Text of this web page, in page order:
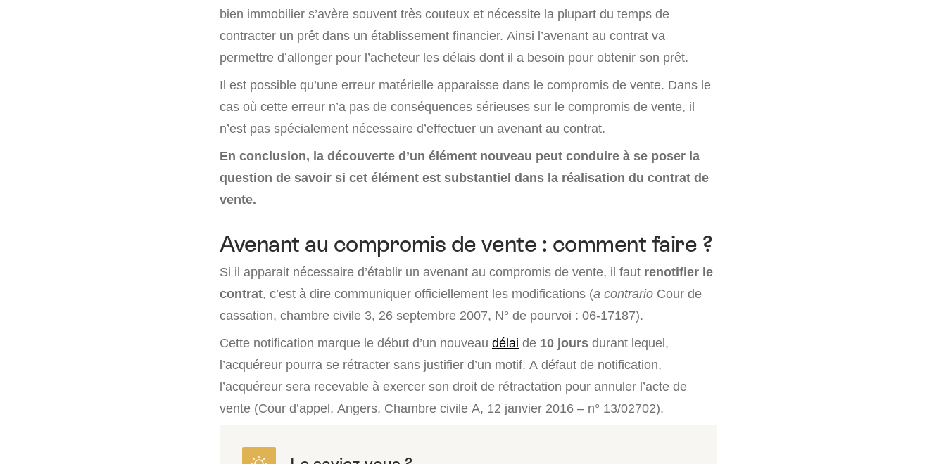
bien immobilier s’avère souvent très couteux et nécessite la plupart du temps de
contracter un prêt dans un établissement financier. Ainsi l’avenant au contrat va
permettre d’allonger pour l’acheteur les délais dont il a besoin pour obtenir son prêt.
Il est possible qu’une erreur matérielle apparaisse dans le compromis de vente. Dans le
cas où cette erreur n’a pas de conséquences sérieuses sur le compromis de vente, il
n’est pas spécialement nécessaire d’effectuer un avenant au contrat.
En conclusion, la découverte d’un élément nouveau peut conduire à se poser la
question de savoir si cet élément est substantiel dans la réalisation du contrat de
vente.
Avenant au compromis de vente : comment faire ?
Si il apparait nécessaire d’établir un avenant au compromis de vente, il faut renotifier le
contrat, c’est à dire communiquer officiellement les modifications (a contrario Cour de
cassation, chambre civile 3, 26 septembre 2007, N° de pourvoi : 06-17187).
Cette notification marque le début d’un nouveau délai de 10 jours durant lequel,
l’acquéreur pourra se rétracter sans justifier d’un motif. A défaut de notification,
l’acquéreur sera recevable à exercer son droit de rétractation pour annuler l’acte de
vente (Cour d’appel, Angers, Chambre civile A, 12 janvier 2016 – n° 13/02702).